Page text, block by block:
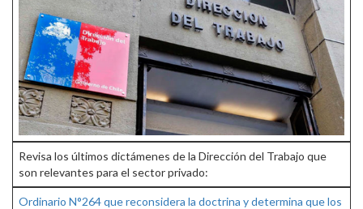
Revisa los últimos dictámenes de la Dirección del Trabajo que
son relevantes para el sector privado:
Ordinario N°264 que reconsidera la doctrina y determina que los